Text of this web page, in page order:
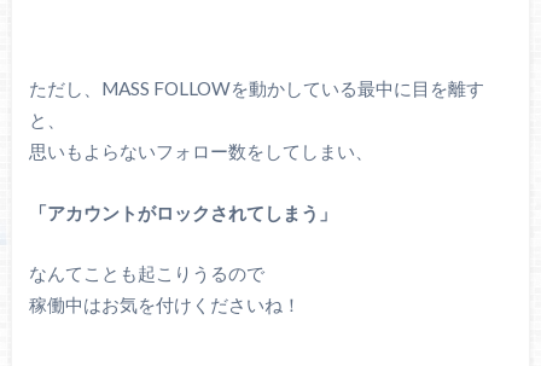
ただし、MASS FOLLOWを動かしている最中に目を離す
と、
思いもよらないフォロー数をしてしまい、
「アカウントがロックされてしまう」
なんてことも起こりうるので
稼働中はお気を付けくださいね！